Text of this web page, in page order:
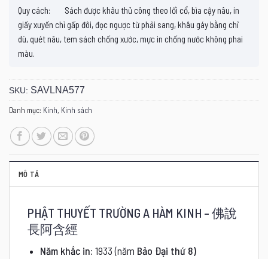
Quy cách:
Sách được khâu thủ công theo lối cổ, bìa cậy nâu, in
giấy xuyến chỉ gấp đôi, đọc ngược từ phải sang, khâu gáy bằng chỉ
dù, quét nâu, tem sách chống xước, mực in chống nước không phai
màu.
SKU: SAVLNA577
Danh mục: Kinh, Kinh sách
MÔ TẢ
PHẬT THUYẾT TRƯỜNG A HÀM KINH – 佛說
長阿含經
Năm khắc in: 1933 (năm Bảo Đại thứ 8)